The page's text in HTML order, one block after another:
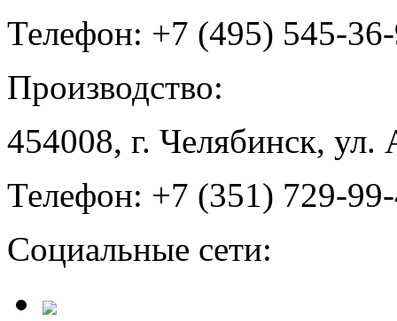
Телефон: +7 (495) 545-
Производство:
454008, г. Челябинск, ул.
Телефон: +7 (351) 729-
Социальные сети: